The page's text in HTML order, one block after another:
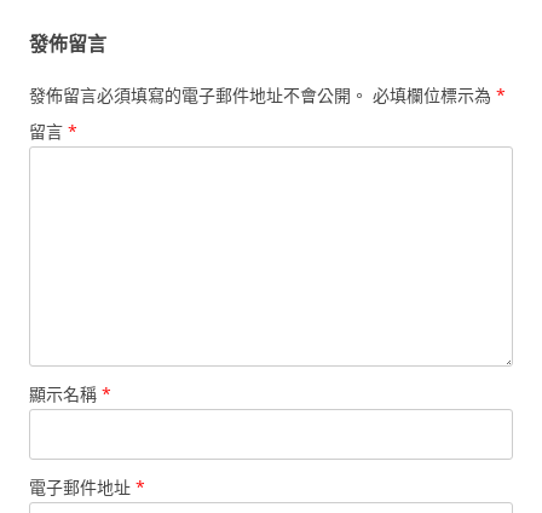
發佈留言
發佈留言必須填寫的電子郵件地址不會公開。 必填欄位標示為 *
留言 *
顯示名稱 *
電子郵件地址 *